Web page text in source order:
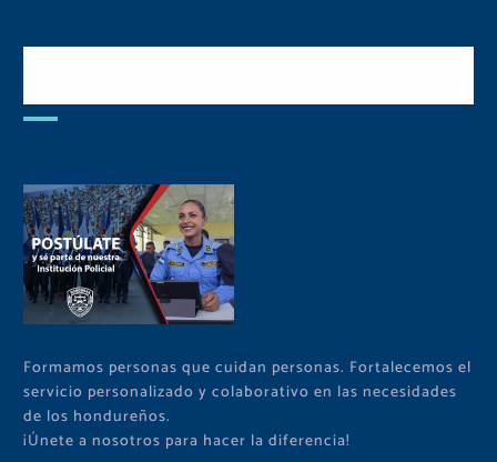
Formamos personas que cuidan personas. Fortalecemos el
servicio personalizado y colaborativo en las necesidades
de los hondureños.
¡Únete a nosotros para hacer la diferencia!